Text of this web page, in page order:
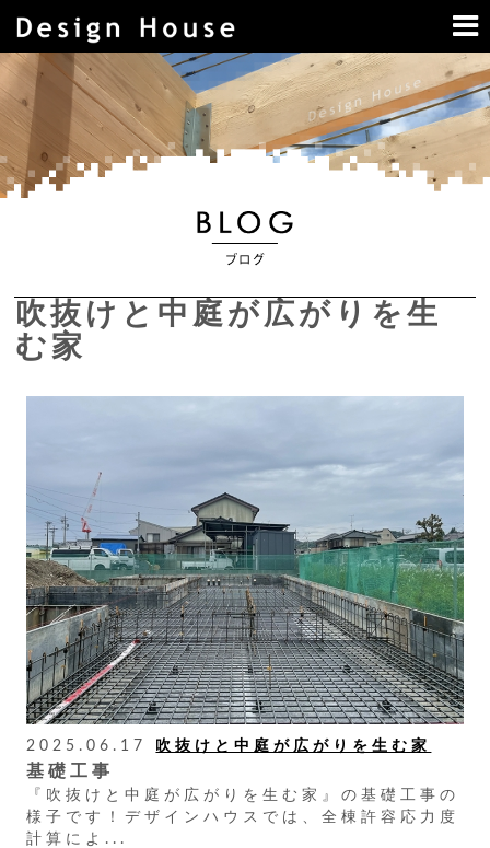
吹抜けと中庭が広がりを生
む家
2025.06.17 吹抜けと中庭が広がりを生む家
基礎工事
『吹抜けと中庭が広がりを生む家』の基礎工事の
様子です！デザインハウスでは、全棟許容応力度
計算によ...